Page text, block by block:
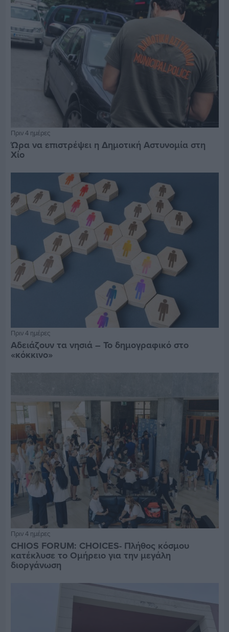
Πριν 4 ημέρες
Ώρα να επιστρέψει η Δημοτική Αστυνομία στη
Χίο
Πριν 4 ημέρες
Αδειάζουν τα νησιά – Το δημογραφικό στο
«κόκκινο»
Πριν 4 ημέρες
CHIOS FORUM: CHOICES- Πλήθος κόσμου
κατέκλυσε το Ομήρειο για την μεγάλη
διοργάνωση